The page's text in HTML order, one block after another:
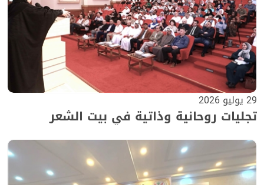
29 يوليو 2026
تجليات روحانية وذاتية في بيت الشعر